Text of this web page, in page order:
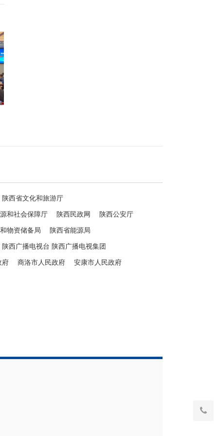
陕西省文化和旅游厅
和社会保障厅 陕西民政网 陕西公安厅
物资储备局 陕西省能源局
陕西广播电视台 陕西广播电视集团
府 商洛市人民政府 安康市人民政府